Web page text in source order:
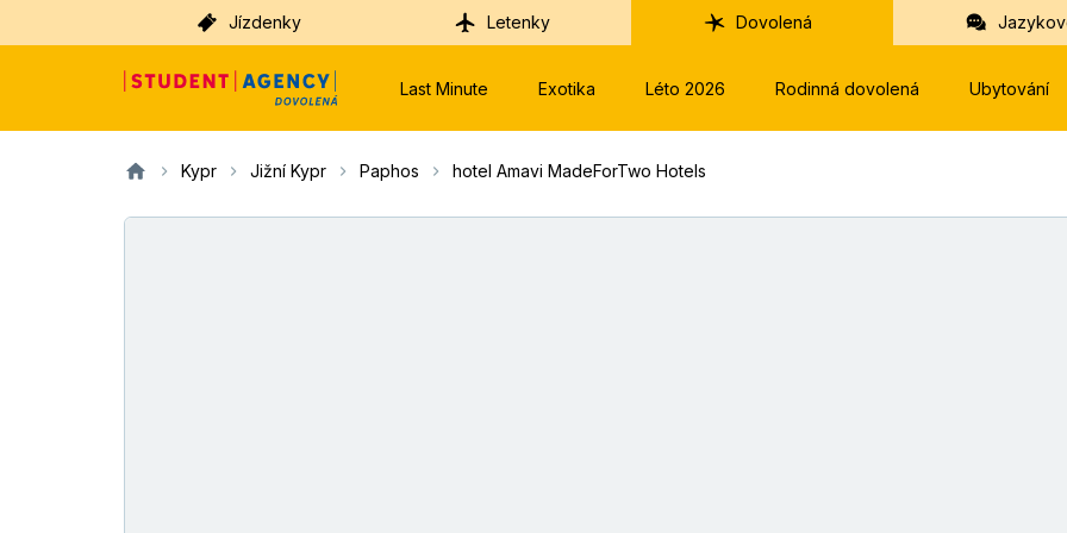
Jízdenky Letenky Dovolená
Last Minute Exotika Léto 2026 Rodinná dovolená Ubytování
Kypr Jižní Kypr Paphos hotel Amavi MadeForTwo Hotels